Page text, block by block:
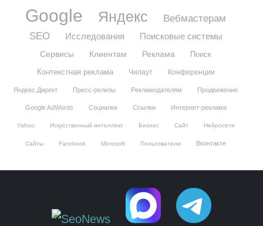
Google Яндекс
Вебмастерам
SEO
Исследования Поисковые системы
Сервисы Клиентам Реклама
Поиск
Контекстная реклама
Чилаут Конференции
Яндекс.Директ Пресс-релизы Рекламодателям Продвижение
Google AdWords Социалки Ссылки Интернет-реклама
Yahoo Искусственный интеллект Бизнес Сайт Нейросети
Сайты Facebook Microsoft Пользователи Вконтакте